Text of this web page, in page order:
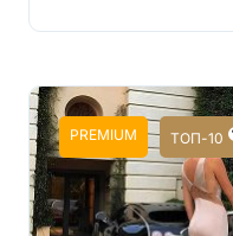
PREMIUM ТОП-10